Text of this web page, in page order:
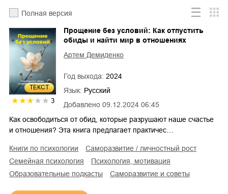
Полная версия
ТЕКСТ
3 Добавлено 09.12.2024 06:45
Прощение без условий: Как отпустить
обиды и найти мир в отношениях
Артем Демиденко
Год выхода: 2024
Язык: Русский
Как освободиться от обид, которые разрушают наше счастье
и отношения? Эта книга предлагает практичес…
книги по психологии
саморазвитие / личностный рост
семейная психология
психология, мотивация
образовательные подкасты
саморазвитие и советы